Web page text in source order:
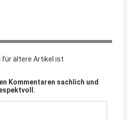
für ältere Artikel ist
Kommentaren sachlich und